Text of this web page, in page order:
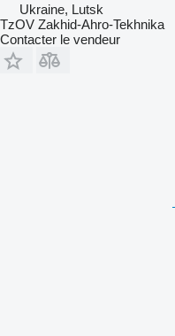
Ukraine, Lutsk
TzOV Zakhid-Ahro-Tekhnika
Contacter le vendeur